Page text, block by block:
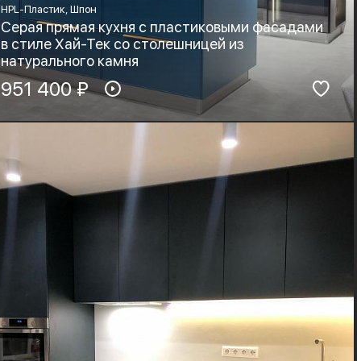
HPL-Пластик, Шпон
Серая прямая кухня с пластиковыми фасадами
в стиле Хай-Тек со столешницей из
натурального камня
Материал фасадов:
HPL-Пластик, Шпон
Материал столешницы:
Натуральный камень
Хай-тек, Минимализм
951 400 ₽